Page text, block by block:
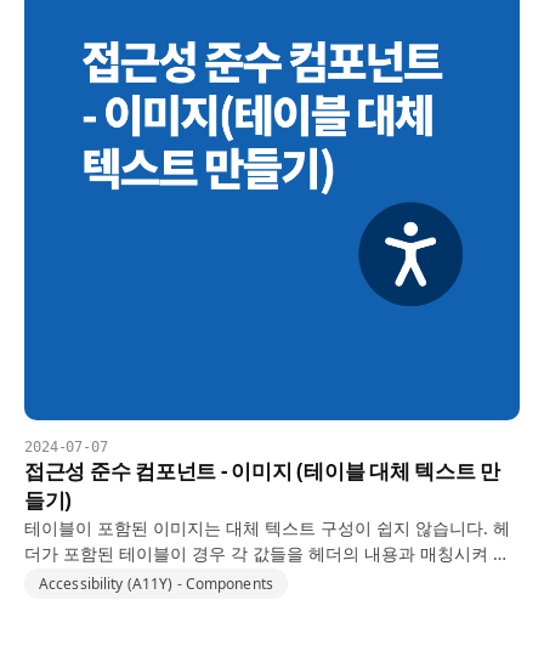
2024-07-07
접근성 준수 컴포넌트 - 이미지 (테이블 대체 텍스트 만
들기)
테이블이 포함된 이미지는 대체 텍스트 구성이 쉽지 않습니다. 헤
더가 포함된 테이블이 경우 각 값들을 헤더의 내용과 매칭시켜 줘
야 하기 때문입니다. 'table' 태그로 텍스트를 추출해서 숨김처리하
Accessibility (A11Y) - Components